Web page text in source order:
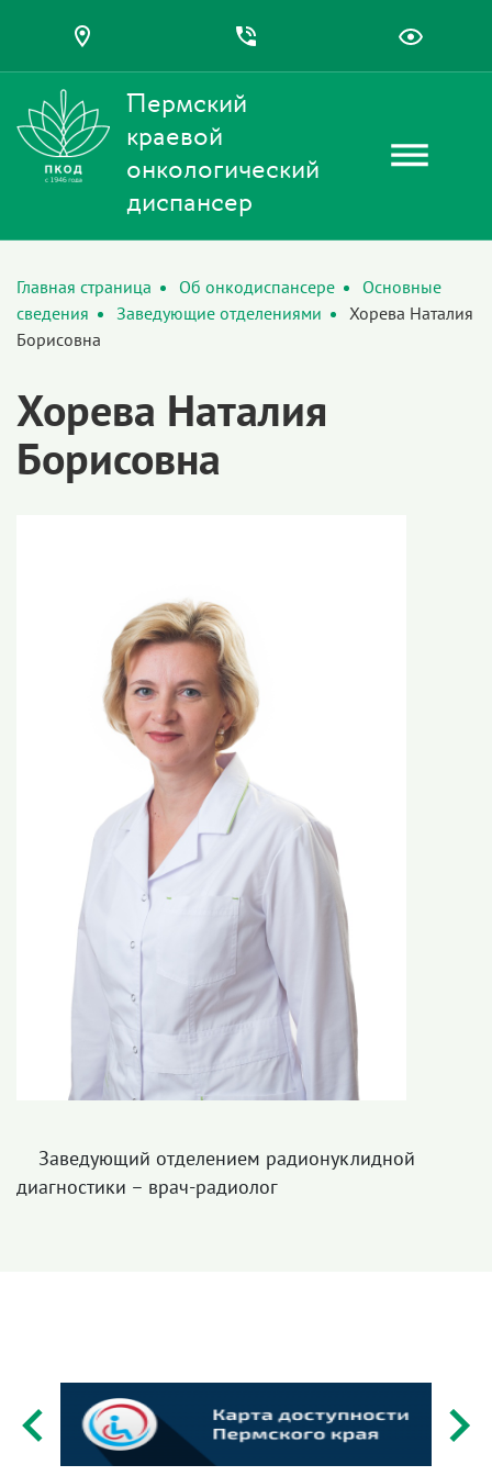
Пермский
краевой
онкологический
диспансер
Главная страница Об онкодиспансере
Основные
сведения
Заведующие отделениями
Хорева Наталия
Борисовна
Хорева Наталия
Борисовна
Заведующий отделением радионуклидной
диагностики – врач-радиолог